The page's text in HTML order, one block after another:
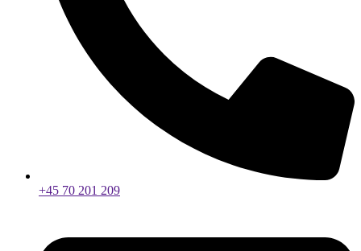
+45 70 201 209